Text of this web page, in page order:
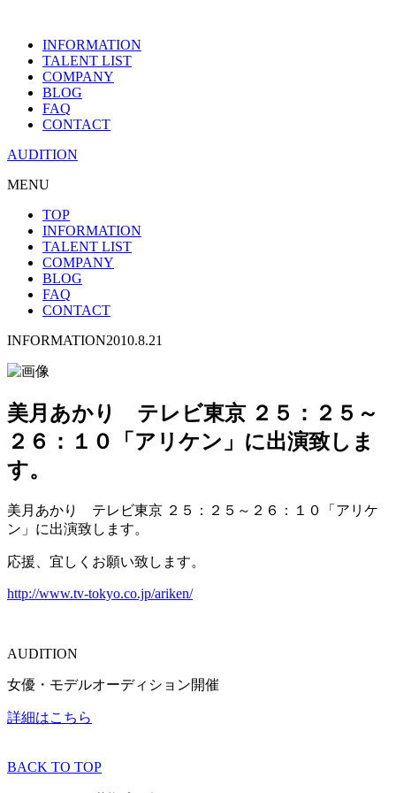
INFORMATION
TALENT LIST
COMPANY
BLOG
FAQ
CONTACT
AUDITION
MENU
TOP
INFORMATION
TALENT LIST
COMPANY
BLOG
FAQ
CONTACT
INFORMATION2010.8.21
美月あかり テレビ東京 ２５：２５～
２６：１０「アリケン」に出演致しま
す。
美月あかり テレビ東京 ２５：２５～２６：１０「アリケ
ン」に出演致します。
応援、宜しくお願い致します。
http://www.tv-tokyo.co.jp/ariken/
AUDITION
女優・モデルオーディション開催
詳細はこちら
BACK TO TOP